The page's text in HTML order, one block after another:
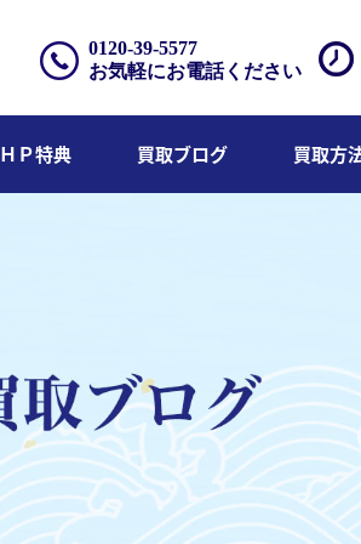
0120-39-5577
お気軽にお電話ください
ＨＰ特典 買取ブログ 買取方